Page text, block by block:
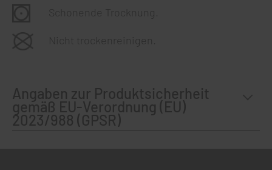
Schonende Trocknung.
Nicht trockenreinigen.
Angaben zur Produktsicherheit
gemäß EU-Verordnung (EU)
2023/988 (GPSR)